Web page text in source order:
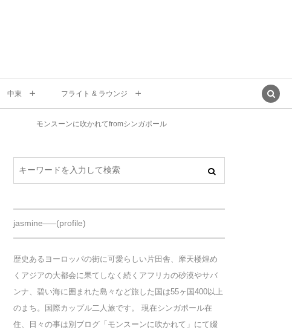
中東 フライト & ラウンジ
モンスーンに吹かれてfromシンガポール
jasmine—–(profile)
歴史あるヨーロッパの街に可愛らしい片田舎、摩天楼煌め
くアジアの大都会に果てしなく続くアフリカの砂漠やサバ
ンナ、碧い海に囲まれた島々など旅した国は55ヶ国400以上
のまち。国際カップル二人旅です。 現在シンガポール在
住、日々の事は別ブログ「モンスーンに吹かれて」にて綴